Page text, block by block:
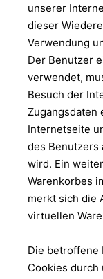
unserer
dieser
Verwendung
Der Benutzer
verwendet,
Besuch der
Zugangsdaten
Internetseite
des Benutzers
wird. Ein
Warenkorbes
merkt sich die
virtuellen
Die betroffene
Cookies